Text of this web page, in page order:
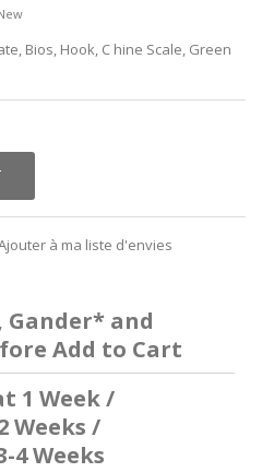
Bios, Hook, C hine Scale, Green
à ma liste d'envies
Gander* and
Add to Cart
1 Week /
Weeks /
4 Weeks